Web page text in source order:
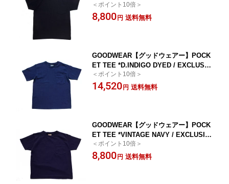
OR
＜ポイント10倍＞
8,800円 送料無料
GOODWEAR【グッドウェアー】POCK
ET TEE *D.INDIGO DYED / EXCLUSIV
E DYED
＜ポイント10倍＞
14,520円 送料無料
GOODWEAR【グッドウェアー】POCK
ET TEE *VINTAGE NAVY / EXCLUSIV
E COLOR
＜ポイント10倍＞
8,800円 送料無料